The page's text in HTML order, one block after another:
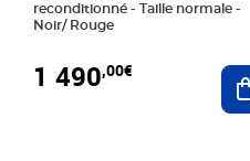
reconditionné - Taille normale -
Noir/ Rouge
1 490,00€